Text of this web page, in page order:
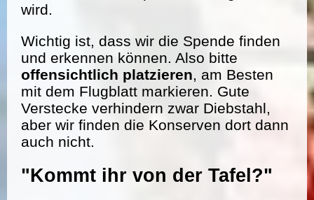
wird.
Wichtig ist, dass wir die Spende finden
und erkennen können. Also bitte
offensichtlich platzieren, am Besten
mit dem Flugblatt markieren. Gute
Verstecke verhindern zwar Diebstahl,
aber wir finden die Konserven dort dann
auch nicht.
"Kommt ihr von der Tafel?"